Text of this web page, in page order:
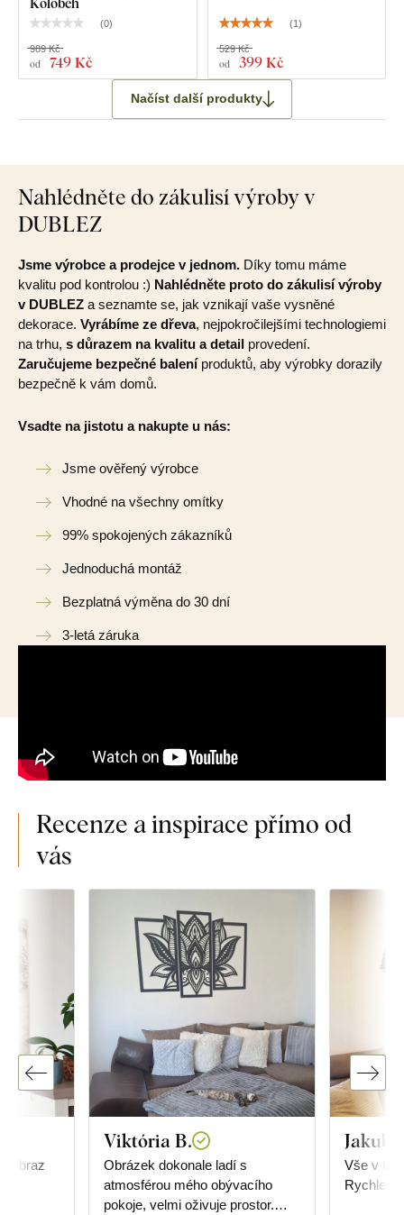
(0)
od 749 Kč
989 Kč
(1)
od 399 Kč
529 Kč
Načíst další produkty
Nahlédněte do zákulisí výroby v
DUBLEZ
Jsme výrobce a prodejce v jednom. Díky tomu máme
kvalitu pod kontrolou :) Nahlédněte proto do zákulisí výroby
v DUBLEZ a seznamte se, jak vznikají vaše vysněné
dekorace. Vyrábíme ze dřeva, nejpokročilejšími technologiemi
na trhu, s důrazem na kvalitu a detail provedení.
Zaručujeme bezpečné baleníproduktů, aby výrobky dorazily
bezpečně k vám domů.
Vsadte na jistotu a nakupte u nás:
Jsme ověřený výrobce
Vhodné na všechny omítky
99% spokojených zákazníků
Jednoduchá montáž
Bezplatná výměna do 30 dní
3-letá záruka
Recenze a inspirace přímo od
vás
obraz
Viktória B.
Obrázek dokonale ladí s
atmosférou mého obývacího
pokoje, velmi oživuje prostor.
Jakub
Vše v naprostém pořádku.
Rychle